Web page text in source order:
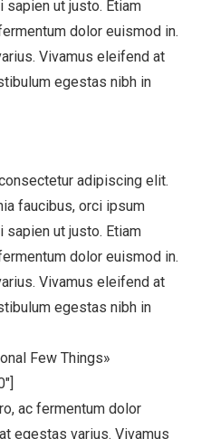
sapien ut justo. Etiam
dolor euismod in.
Vivamus eleifend at
egestas nibh in
adipiscing elit.
faucibus, orci ipsum
sapien ut justo. Etiam
dolor euismod in.
Vivamus eleifend at
egestas nibh in
Few Things»
ac fermentum dolor
egestas varius. Vivamus